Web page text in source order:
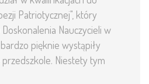
Patriotycznej", który
Nauczycieli w
pięknie wystąpiły
Niestety tym